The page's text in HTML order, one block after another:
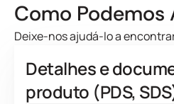
Como Podemos
Deixe-nos ajudá-lo a
Detalhes e
produto (PDS,